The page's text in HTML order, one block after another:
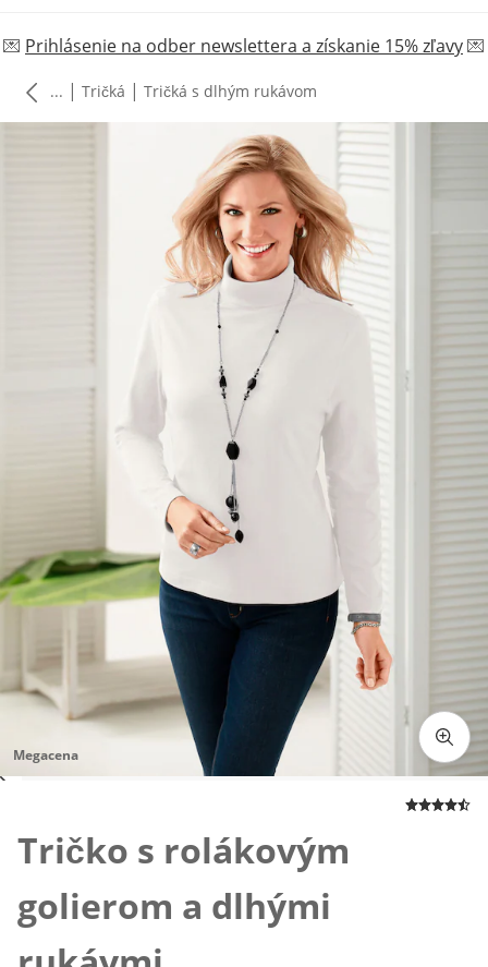
💌 Prihlásenie na odber newslettera a získanie 15% zľavy💌
... | Tričká | Tričká s dlhým rukávom
Megacena
Tričko s rolákovým
golierom a dlhými